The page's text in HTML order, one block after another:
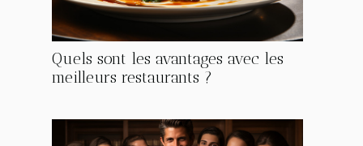
Quels sont les avantages avec les
meilleurs restaurants ?